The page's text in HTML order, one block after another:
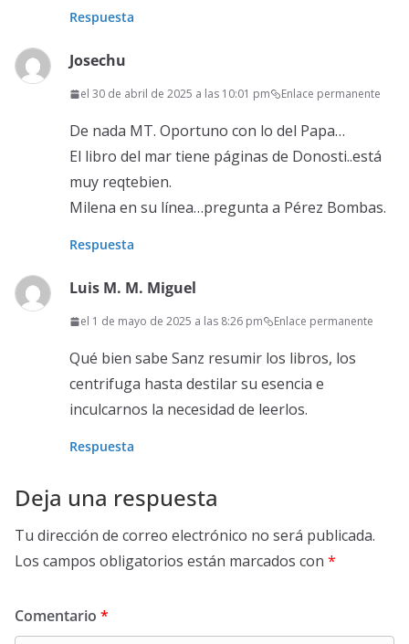
Respuesta
Josechu
el 30 de abril de 2025 a las 10:01 pm Enlace permanente
De nada MT. Oportuno con lo del Papa…
El libro del mar tiene páginas de Donosti..está
muy reqtebien.
Milena en su línea…pregunta a Pérez Bombas.
Respuesta
Luis M. M. Miguel
el 1 de mayo de 2025 a las 8:26 pm Enlace permanente
Qué bien sabe Sanz resumir los libros, los
centrifuga hasta destilar su esencia e
inculcarnos la necesidad de leerlos.
Respuesta
Deja una respuesta
Tu dirección de correo electrónico no será publicada.
Los campos obligatorios están marcados con *
Comentario *